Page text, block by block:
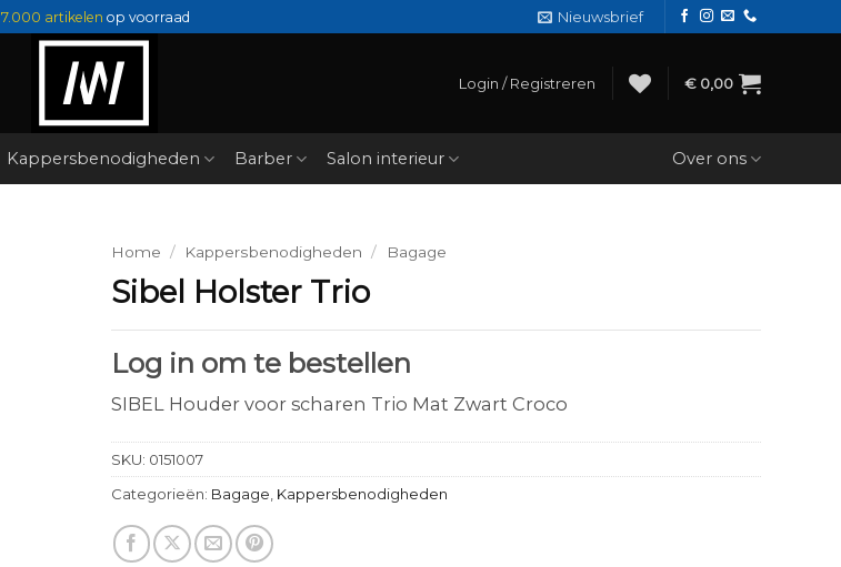
7.000 artikelen op voorraad Nieuwsbrief
Login / Registreren € 0,00
Kappersbenodigheden Barber Salon interieur Over ons
Home / Kappersbenodigheden / Bagage
Sibel Holster Trio
Log in om te bestellen
SIBEL Houder voor scharen Trio Mat Zwart Croco
SKU: 0151007
Categorieën: Bagage Kappersbenodigheden